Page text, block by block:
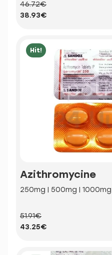
46.72€
38.93€
Hit!
Azithromycine
250mg | 500mg | 1000mg
51.91€
43.25€